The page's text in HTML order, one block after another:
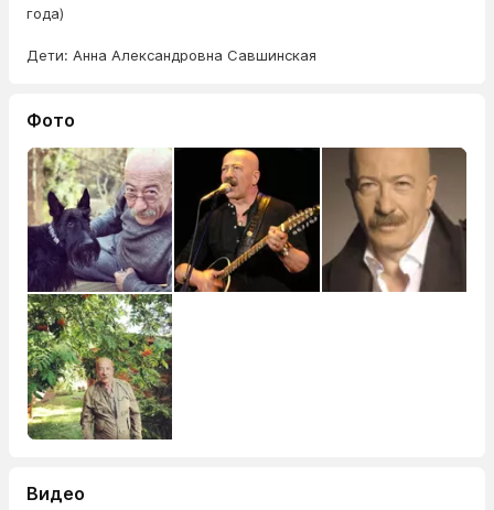
года)
Дети: Анна Александровна Савшинская
Фото
Видео